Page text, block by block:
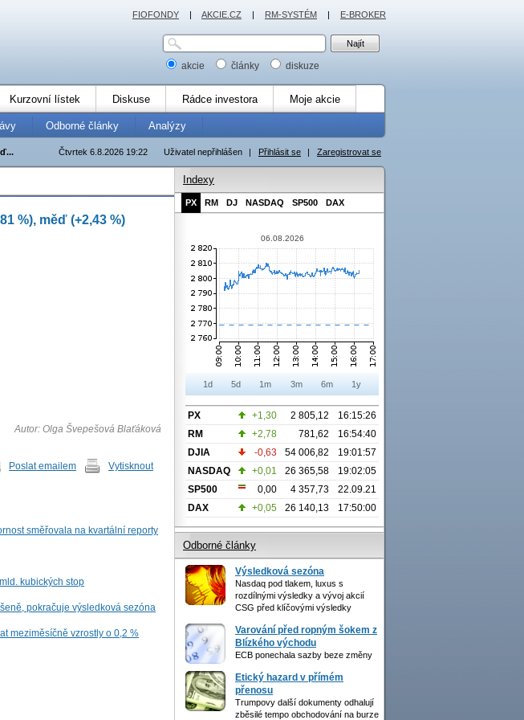
akcie články diskuze
Kurzovní lístek Diskuse Rádce investora Moje akcie
Odborné články Analýzy
Uživatel nepřihlášen | Přihlásit se | Zaregistrovat se
Čtvrtek 6.8.2026 19:22
%), měď (+2,43 %)
Autor: Olga Švepešová Blaťáková
Poslat emailem Vytisknout
směřovala na kvartální reporty
kubických stop
pokračuje výsledková sezóna
meziměsíčně vzrostly o 0,2 %
Indexy
PX RM DJ NASDAQ SP500 DAX
06.08.2026
1d 5d 1m 3m 6m 1y
PX +1,30 2 805,12
16:15:26
RM
+2,78 781,62
16:54:40
DJIA
-0,63 54 006,82
19:01:57
NASDAQ
+0,01 26 365,58
19:02:05
SP500
0,00 4 357,73
22.09.21
DAX
+0,05 26 140,13 17:50:00
Odborné články
Výsledková sezóna
Nasdaq pod tlakem, luxus s
rozdílnými výsledky a vývoj akcií
CSG před klíčovými výsledky
Varování před ropným šokem z
Blízkého východu
ECB ponechala sazby beze změny
Etický hazard v přímém
přenosu
Trumpovy další dokumenty odhalují
zběsilé tempo obchodování na burze
FIOFONDY | AKCIE.CZ | RM-SYSTÉM | E-BROKER